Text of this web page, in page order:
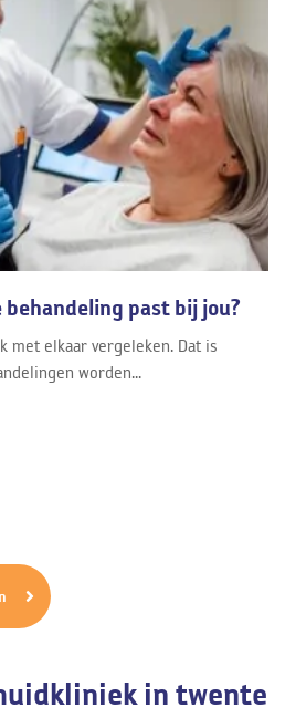
past bij jou?
met elkaar vergeleken. Dat is
worden...
in twente